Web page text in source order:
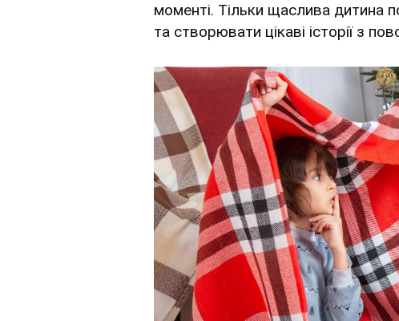
моменті. Тільки щаслива дитина
та створювати цікаві історії з